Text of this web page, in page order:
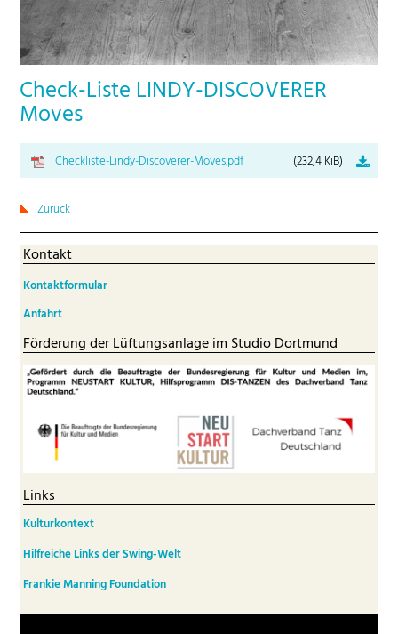
Check-Liste LINDY-DISCOVERER
Moves
Checkliste-Lindy-Discoverer-Moves.pdf (232,4 KiB)
Zurück
Kontakt
Kontaktformular
Anfahrt
Förderung der Lüftungsanlage im Studio Dortmund
Links
Kulturkontext
Hilfreiche Links der Swing-Welt
Frankie Manning Foundation